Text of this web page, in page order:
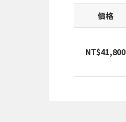
價格
NT$41,800